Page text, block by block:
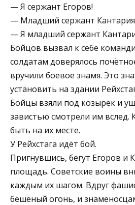
— Я сержант Егоров!
— Младший сержант
— Я младший сержант
Бойцов вызвал к себе
солдатам доверялось
вручили боевое знамя. Это
установить на здании
Бойцы взяли под козырёк и
завистью смотрели им вслед.
быть на их месте.
У Рейхстага идёт бой.
Пригнувшись, бегут Егоров и
площадь. Советские воины
каждым их шагом. Вдруг
бешеный огонь, и